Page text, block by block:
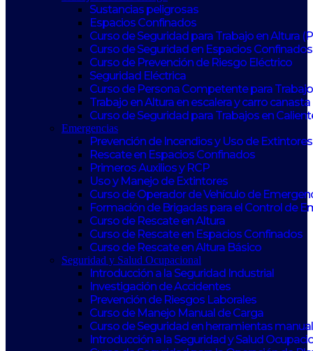
Sustancias peligrosas
Espacios Confinados
Curso de Seguridad para Trabajo en Altura
Curso de Seguridad en Espacios
Curso de Prevención de Riesgo Eléctrico
Seguridad Eléctrica
Curso de Persona Competente para
Trabajo en Altura en escalera y carro canasta
Curso de Seguridad para Trabajos en
Emergencias
Prevención de Incendios y Uso de Extintores
Rescate en Espacios Confinados
Primeros Auxilios y RCP
Uso y Manejo de Extintores
Curso de Operador de Vehículo de
Formación de Brigadas para el Control de
Curso de Rescate en Altura
Curso de Rescate en Espacios Confinados
Curso de Rescate en Altura Básico
Seguridad y Salud Ocupacional
Introducción a la Seguridad Industrial
Investigación de Accidentes
Prevención de Riesgos Laborales
Curso de Manejo Manual de Carga
Curso de Seguridad en herramientas
Introducción a la Seguridad y Salud